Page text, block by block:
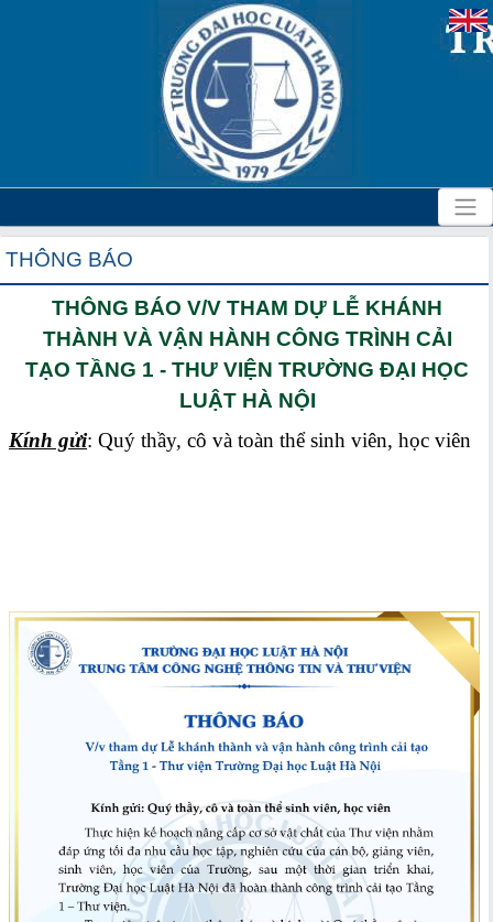
THÔNG BÁO
THÔNG BÁO V/V THAM DỰ LỄ KHÁNH
THÀNH VÀ VẬN HÀNH CÔNG TRÌNH CẢI
TẠO TẦNG 1 - THƯ VIỆN TRƯỜNG ĐẠI HỌC
LUẬT HÀ NỘI
Kính gửi: Quý thầy, cô và toàn thể sinh viên, học viên